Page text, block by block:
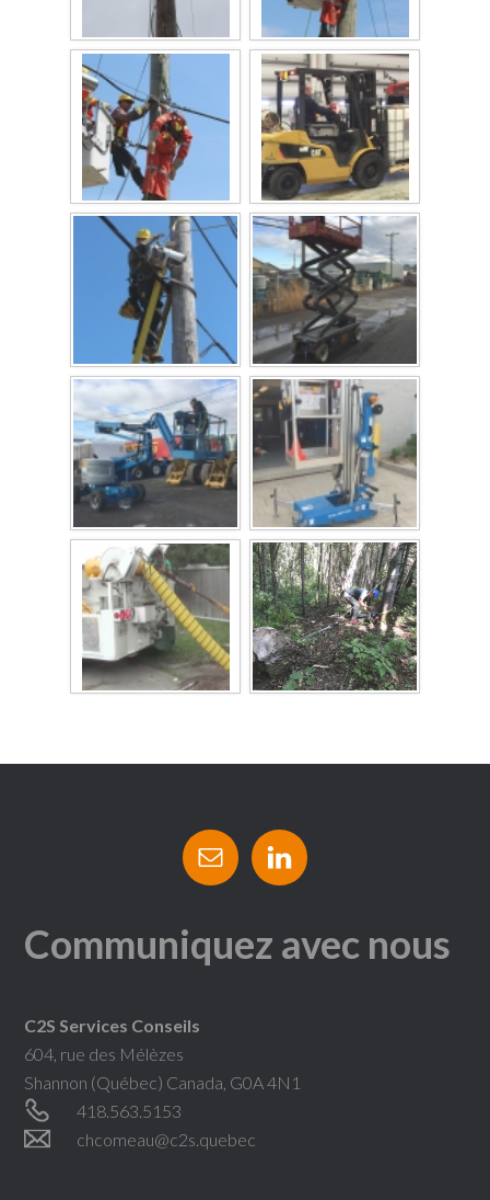
Communiquez avec nous
C2S Services Conseils
604, rue des Mélèzes
Shannon (Québec) Canada, G0A 4N1
418.563.5153
chcomeau@c2s.quebec